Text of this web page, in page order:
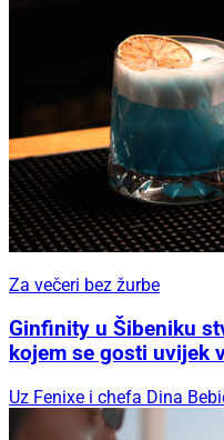
Za večeri bez žurbe
Ginfinity u Šibeniku
kojem se gosti uvijek
Uz Fenixe i chefa Dina